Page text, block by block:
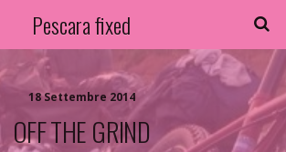
Pescara fixed
18 Settembre 2014
OFF THE GRIND